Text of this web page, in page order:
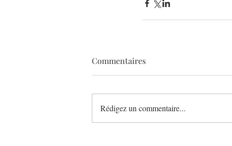
Commentaires
Rédigez un commentaire...